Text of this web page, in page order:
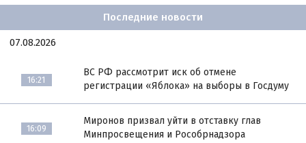
Последние новости
07.08.2026
16:21
ВС РФ рассмотрит иск об отмене
регистрации «Яблока» на выборы в Госдуму
16:09
Миронов призвал уйти в отставку глав
Минпросвещения и Рособрнадзора